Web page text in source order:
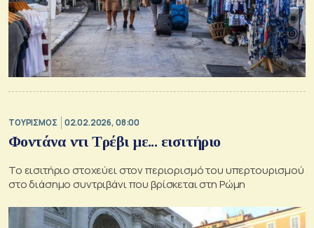
ΤΟΥΡΙΣΜΟΣ 02.02.2026, 08:00
Φοντάνα ντι Τρέβι με... εισιτήριο
Το εισιτήριο στοχεύει στον περιορισμό του υπερτουρισμού
στο διάσημο συντριβάνι που βρίσκεται στη Ρώμη